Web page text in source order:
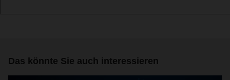
Das könnte Sie auch interessieren